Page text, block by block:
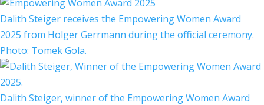
Dalith Steiger receives the Empowering Women Award
2025 from Holger Gerrmann during the official ceremony.
Photo: Tomek Gola.
Dalith Steiger, winner of the Empowering Women Award